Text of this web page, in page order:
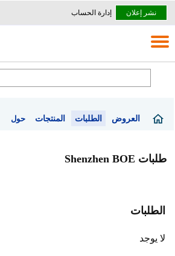
نشر إعلان إدارة الحساب
العروض الطلبات المنتجات حول
طلبات Shenzhen BOE
الطلبات
لا يوجد